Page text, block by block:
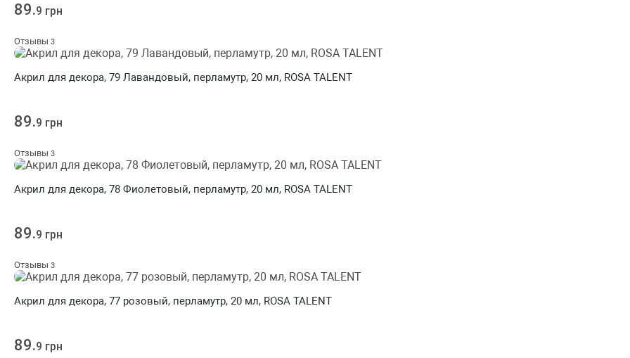
89.9 грн
Отзывы 3
Акрил для декора, 79 Лавандовый, перламутр, 20 мл, ROSA TALENT
89.9 грн
Отзывы 3
Акрил для декора, 78 Фиолетовый, перламутр, 20 мл, ROSA TALENT
89.9 грн
Отзывы 3
Акрил для декора, 77 розовый, перламутр, 20 мл, ROSA TALENT
89.9 грн